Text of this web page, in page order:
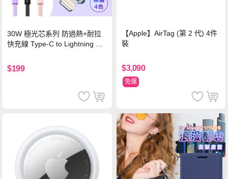
30W 極光芯系列 防過熱+耐拉
快充線 Type-C to Lightning 傳
$199
【Apple】AirTag (第 2 代) 4件
裝
$3,090
免運